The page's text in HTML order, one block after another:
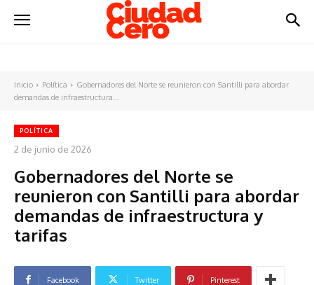
Inicio Política
Gobernadores del Norte se reunieron con Santilli para abordar
demandas de infraestructura...
POLÍTICA
2 de junio de 2026
Gobernadores del Norte se
reunieron con Santilli para abordar
demandas de infraestructura y
tarifas
Facebook Twitter Pinterest